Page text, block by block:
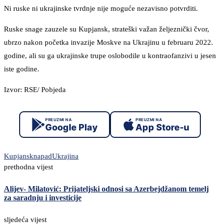
Ni ruske ni ukrajinske tvrdnje nije moguće nezavisno potvrditi.
Ruske snage zauzele su Kupjansk, strateški važan željeznički čvor,
ubrzo nakon početka invazije Moskve na Ukrajinu u februaru 2022.
godine, ali su ga ukrajinske trupe oslobodile u kontraofanzivi u jesen
iste godine.
Izvor: RSE/ Pobjeda
PREUZMI NA
Google Play
PREUZMI NA
App Store-u
KupjansknapadUkrajina
prethodna vijest
Alijev- Milatović: Prijateljski odnosi sa Azerbejdžanom temelj
za saradnju i investicije
sljedeća vijest